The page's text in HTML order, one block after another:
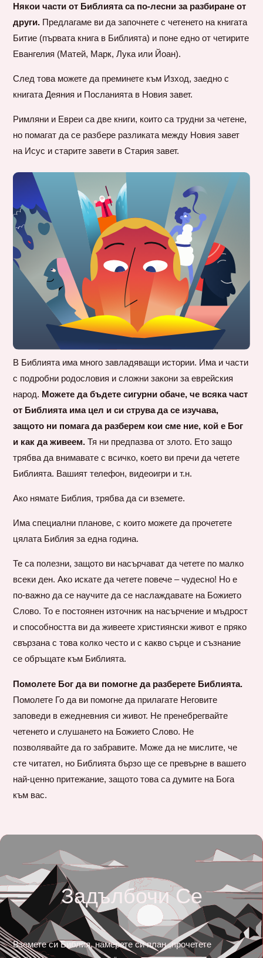
Някои части от Библията са по-лесни за разбиране от
други. Предлагаме ви да започнете с четенето на книгата
Битие (първата книга в Библията) и поне едно от четирите
Евангелия (Матей, Марк, Лука или Йоан).
След това можете да прeминете към Изход, заедно с
книгата Деяния и Посланията в Новия завет.
Римляни и Евреи са две книги, които са трудни за четене,
но помагат да се разбере разликата между Новия завет
на Исус и старите завети в Стария завет.
В Библията има много завладяващи истории. Има и части
с подробни родословия и сложни закони за еврейския
народ. Можете да бъдете сигурни обаче, че всяка част
от Библията има цел и си струва да се изучава,
защото ни помага да разберем кои сме ние, кой е Бог
и как да живеем. Тя ни предпазва от злото. Ето защо
трябва да внимавате с всичко, което ви пречи да четете
Библията. Вашият телефон, видеоигри и т.н.
Ако нямате Библия, трябва да си вземете.
Има специални планове, с които можете да прочетете
цялата Библия за една година.
Те са полезни, защото ви насърчават да четете по малко
всеки ден. Ако искате да четете повече – чудесно! Но е
по-важно да се научите да се наслаждавате на Божието
Слово. То е постоянен източник на насърчение и мъдрост
и способността ви да живеете християнски живот е пряко
свързана с това колко често и с какво сърце и съзнание
се обръщате към Библията.
Помолете Бог да ви помогне да разберете Библията.
Помолете Го да ви помогне да прилагате Неговите
заповеди в ежедневния си живот. Не пренебрегвайте
четенето и слушането на Божието Слово. Не
позволявайте да го забравите. Може да не мислите, че
сте читател, но Библията бързо ще се превърне в вашето
най-ценно притежание, защото това са думите на Бога
към вас.
Задълбочи Се
Вземете си Библия, намерете си план „прочетете